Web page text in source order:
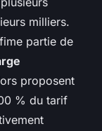
milliers.
partie de
proposent
% du tarif